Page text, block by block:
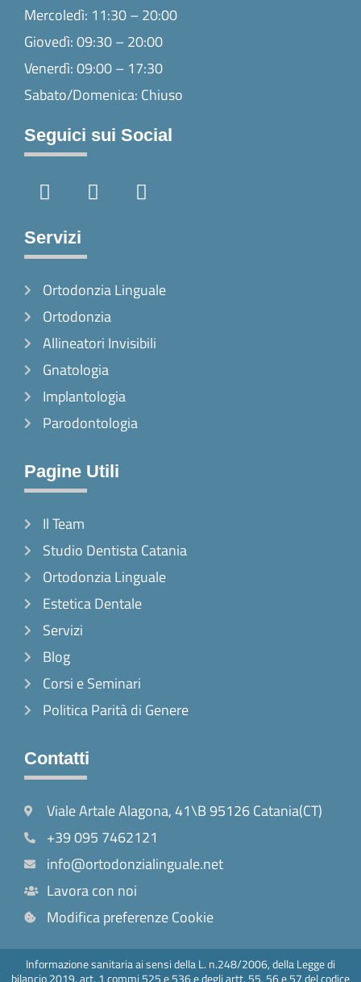
Mercoledì: 11:30 – 20:00
Giovedì: 09:30 – 20:00
Venerdì: 09:00 – 17:30
Sabato/Domenica: Chiuso
Seguici sui Social
a
e
b
o
k
-
f
n
r
a
m
i
Servizi
Ortodonzia Linguale
Ortodonzia
Allineatori Invisibili
Gnatologia
Implantologia
Parodontologia
Pagine Utili
Il Team
Studio Dentista Catania
Ortodonzia Linguale
Estetica Dentale
Servizi
Blog
Corsi e Seminari
Politica Parità di Genere
Contatti
Viale Artale Alagona, 41\B 95126 Catania(CT)
+39 095 7462121
info@ortodonzialinguale.net
Lavora con noi
Modifica preferenze Cookie
Informazione sanitaria ai sensi della L. n.248/2006, della Legge di
bilancio 2019, art. 1 commi 525 e 536 e degli artt. 55, 56 e 57 del codice